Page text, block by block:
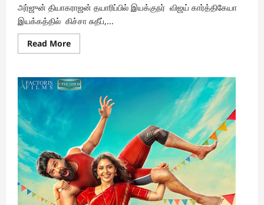
அர்ஜுன் தியாகராஜன் தயாரிப்பில் இயக்குநர் விஜய் கார்த்திகேயா
இயக்கத்தில் கிச்சா சுதீப்,...
Read MoreRead
more
–
விமர்சனம்